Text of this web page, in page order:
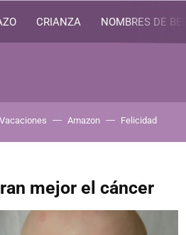
CRIANZA NOMBRES DE
Vacaciones Amazon Felicidad
mejor el cáncer